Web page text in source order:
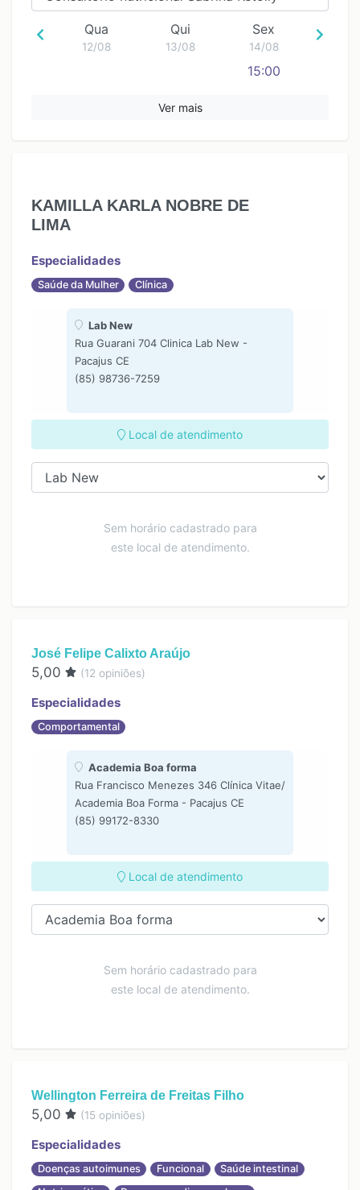
Qua
12/08
Qui
13/08
Sex
14/08
15:00
Ver mais
KAMILLA KARLA NOBRE DE
LIMA
Especialidades
Saúde da Mulher Clínica
Lab New
Rua Guarani 704 Clinica Lab New -
Pacajus CE
(85) 98736-7259
Local de atendimento
Sem horário cadastrado para
este local de atendimento.
José Felipe Calixto Araújo
5,00 (12 opiniões)
Especialidades
Comportamental
Academia Boa forma
Rua Francisco Menezes 346 Clínica Vitae/
Academia Boa Forma - Pacajus CE
(85) 99172-8330
Local de atendimento
Sem horário cadastrado para
este local de atendimento.
Wellington Ferreira de Freitas Filho
5,00 (15 opiniões)
Especialidades
Doenças autoimunes Funcional
Saúde intestinal